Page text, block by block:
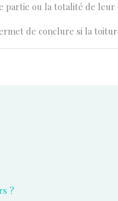
ou la totalité de leur
de conclure si la
?